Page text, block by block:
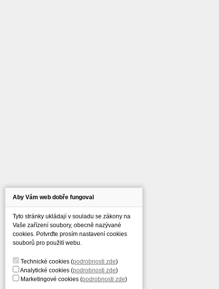
Aby Vám web dobře fungoval
Tyto stránky ukládají v souladu se zákony na
Vaše zařízení soubory, obecně nazývané
cookies. Potvrďte prosím nastavení cookies
souborů pro použití webu.
Technické cookies (podrobnosti zde)
Analytické cookies (podrobnosti zde)
Marketingové cookies (podrobnosti zde)